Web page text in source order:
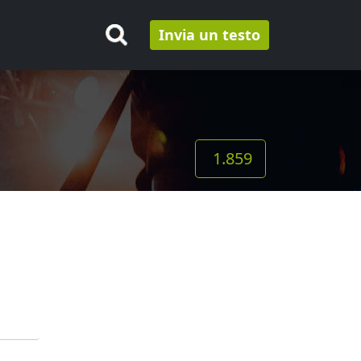
Invia un testo
1.859